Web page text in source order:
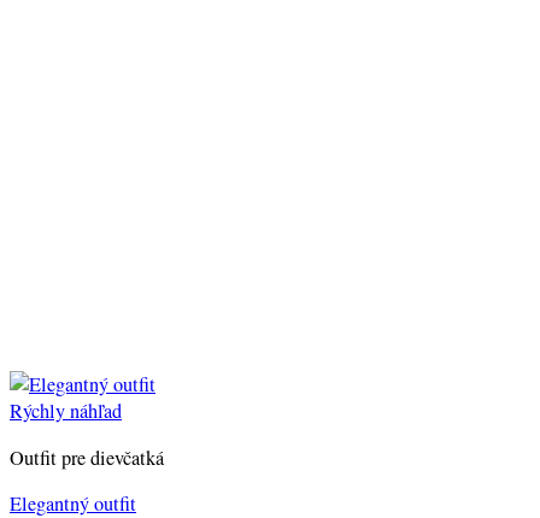
Rýchly náhľad
Outfit pre dievčatká
Elegantný outfit